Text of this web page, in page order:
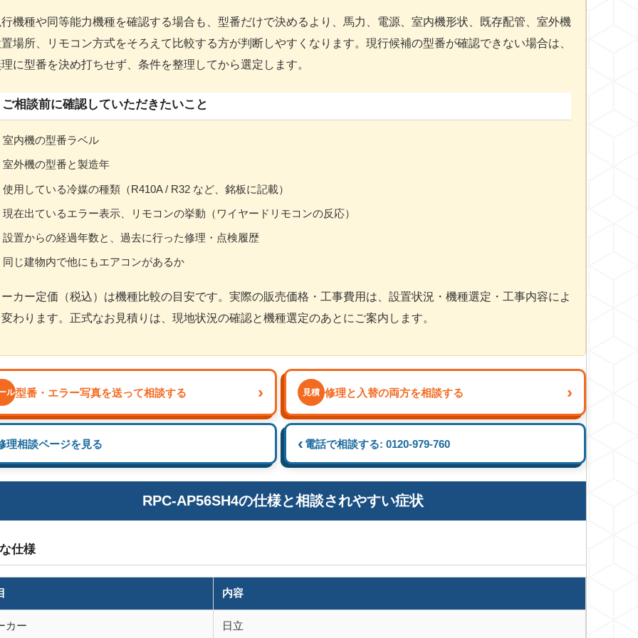
機種や同等能力機種を確認する場合も、型番だけで決めるより、馬力、電源、室内機形状、既存配管、室外機
場所、リモコン方式をそろえて比較する方が判断しやすくなります。現行候補の型番が確認できない場合は、
に型番を決め打ちせず、条件を整理してから選定します。
ご相談前に確認していただきたいこと
室内機の型番ラベル
室外機の型番と製造年
使用している冷媒の種類（R410A / R32 など、銘板に記載）
現在出ているエラー表示、リモコンの挙動（ワイヤードリモコンの反応）
設置からの経過年数と、過去に行った修理・点検履歴
同じ建物内で他にもエアコンがあるか
カー定価（税込）は機種比較の目安です。実際の販売価格・工事費用は、設置状況・機種選定・工事内容によ
わります。正式なお見積りは、現地状況の確認と機種選定のあとにご案内します。
ル型番・エラー写真を送って相談する › 見積 修理と入替の両方を相談する ›
理相談ページを見る ‹ 電話で相談する: 0120-979-760
RPC-AP56SH4の仕様と相談されやすい症状
仕様
内容
カー 日立